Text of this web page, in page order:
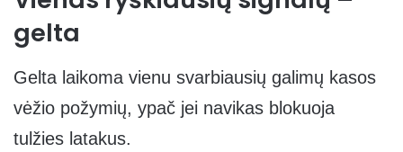
gelta
Gelta laikoma vienu svarbiausių galimų kasos
vėžio požymių, ypač jei navikas blokuoja
tulžies latakus.